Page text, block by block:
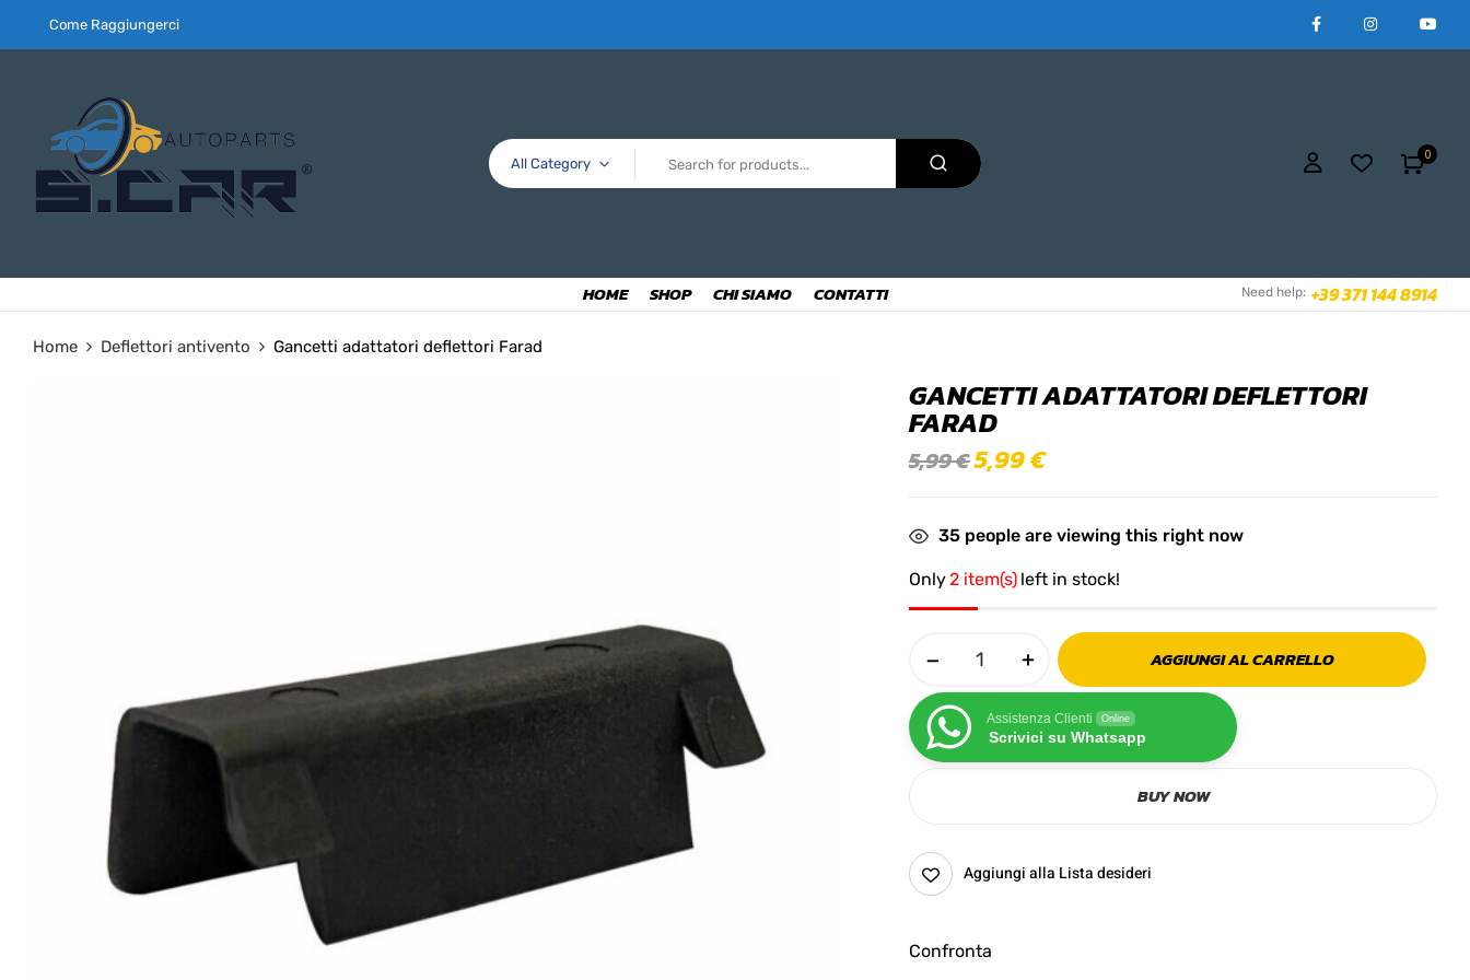
Come Raggiungerci
All Category
0
HOME SHOP CHI SIAMO CONTATTI Need help: +39 371 144 8914
Home Deflettori antivento Gancetti adattatori deflettori Farad
GANCETTI ADATTATORI DEFLETTORI
FARAD
5,99€5,99€
35 people are viewing this right now
Only2 item(s) left in stock!
AGGIUNGI AL CARRELLO
Assistenza Clienti Online
Scrivici su Whatsapp
BUY NOW
Aggiungi alla Lista desideri
Confronta